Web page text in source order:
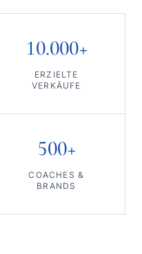
10.000+
ERZIELTE
VERKÄUFE
500+
COACHES &
BRANDS